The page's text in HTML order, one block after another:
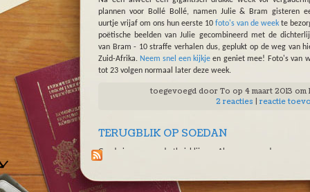
plannen voor Bollé Bollé, namen Julie & Bram gisteren
uurtje vrijaf om ons hun eerste 10 foto's van de week te
poëtische beelden van Julie gecombineerd met de
van Bram - 10 straffe verhalen dus, geplukt op de weg van
Zuid-Afrika. Neem snel een kijkje en geniet mee! Foto's van
tot 23 volgen normaal later deze week.
toegevoegd door To op 4 maart 2013 om
2 reacties
reactie
TERUGBLIK OP SOEDAN
Goed nieuws voor de thuisblijvers. Alvorens naar de grens
te trekken, vonden Julie & Bram vanochtend wat tijd voor
duizelingwekkende cijferpagina kreeg een update. In de